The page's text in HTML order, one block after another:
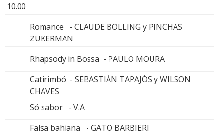
10.00
Romance - CLAUDE BOLLING y PINCHAS
ZUKERMAN
Rhapsody in Bossa - PAULO MOURA
Catirimbó - SEBASTIÁN TAPAJÓS y WILSON
CHAVES
Só sabor - V.A
Falsa bahiana - GATO BARBIERI